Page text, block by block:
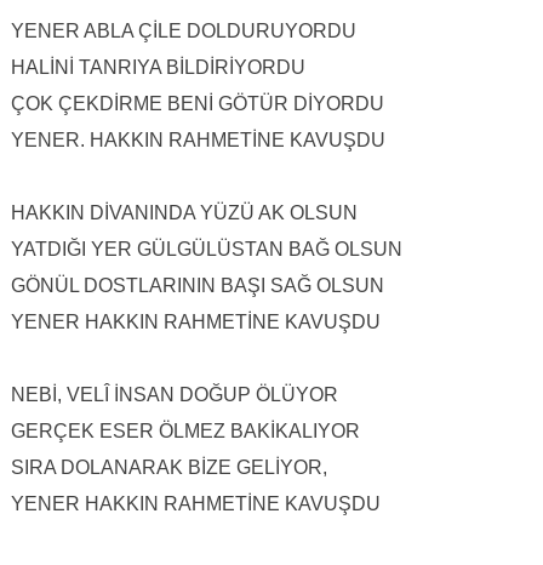
YENER ABLA ÇİLE DOLDURUYORDU
HALİNİ TANRIYA BİLDİRİYORDU
ÇOK ÇEKDİRME BENİ GÖTÜR DİYORDU
YENER. HAKKIN RAHMETİNE KAVUŞDU
HAKKIN DİVANINDA YÜZÜ AK OLSUN
YATDIĞI YER GÜLGÜLÜSTAN BAĞ OLSUN
GÖNÜL DOSTLARININ BAŞI SAĞ OLSUN
YENER HAKKIN RAHMETİNE KAVUŞDU
NEBİ, VELÎ İNSAN DOĞUP ÖLÜYOR
GERÇEK ESER ÖLMEZ BAKİKALIYOR
SIRA DOLANARAK BİZE GELİYOR,
YENER HAKKIN RAHMETİNE KAVUŞDU